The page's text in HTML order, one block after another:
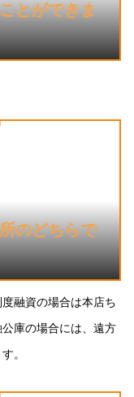
とができま
のどちらで
融資の場合は本店ち
庫の場合には、遠方
。